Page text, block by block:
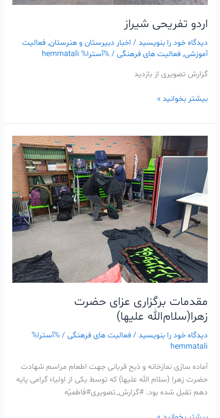
اردو تفریحی شیراز
دیدگاه‌ خود را بنویسید / اخبار دبیرستان و هنرستان,فعالیت
آموزشی,فعالیت های فرهنگی/ %آسترا% hemmatali
گزارش تصویری از بازدید
بیشتر بخوانید »
مقدمات برگزاری عزای حضرت
زهرا(سلام‌الله علیها)
دیدگاه‌ خود را بنویسید /فعالیت های فرهنگی/ %آسترا%
hemmatali
آماده سازی نمازخانه و ذبح قربانی جهت اطعام مراسم شهادت
حضرت زهرا (سلام الله علیها) که توسط یکی از اولیاء گرامی پایه
دهم تقبل شده بود. #گزارش_تصویری#فاطمیّه
برگزاری
حضرت
زهرا(سلام‌الله
علیها)